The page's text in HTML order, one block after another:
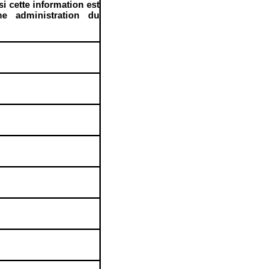
cette information est
administration du